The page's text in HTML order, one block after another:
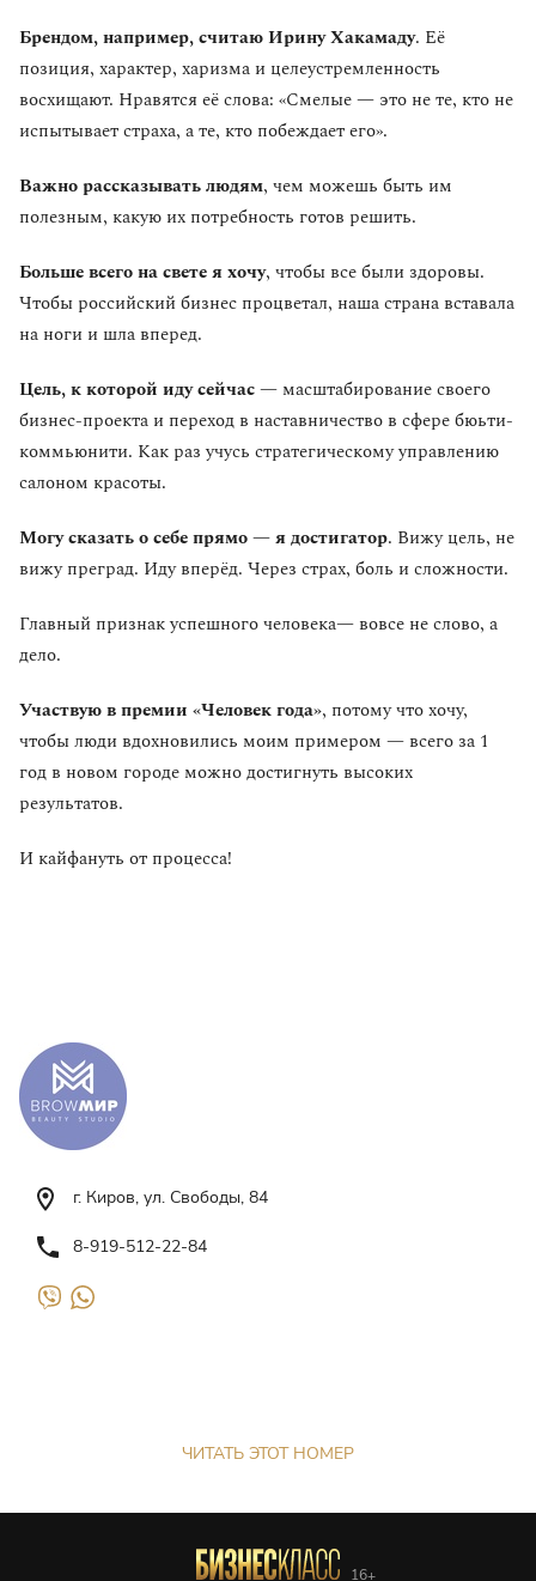
г. Киров, ул. Свободы, 84
8-919-512-22-84
ЧИТАТЬ ЭТОТ НОМЕР
Брендом, например, считаю Ирину Хакамаду. Её
позиция, характер, харизма и целеустремленность
восхищают. Нравятся её слова: «Смелые — это не те, кто не
испытывает страха, а те, кто побеждает его».
Важно рассказывать людям, чем можешь быть им
полезным, какую их потребность готов решить.
Больше всего на свете я хочу, чтобы все были здоровы.
Чтобы российский бизнес процветал, наша страна вставала
на ноги и шла вперед.
Цель, к которой иду сейчас— масштабирование своего
бизнес-проекта и переход в наставничество в сфере бюьти-
коммьюнити. Как раз учусь стратегическому управлению
салоном красоты.
Могу сказать о себе прямо — я достигатор. Вижу цель, не
вижу преград. Иду вперёд. Через страх, боль и сложности.
Главный признак успешного человека— вовсе не слово, а
дело.
Участвую в премии «Человек года», потому что хочу,
чтобы люди вдохновились моим примером — всего за 1
год в новом городе можно достигнуть высоких
результатов.
И кайфануть от процесса!